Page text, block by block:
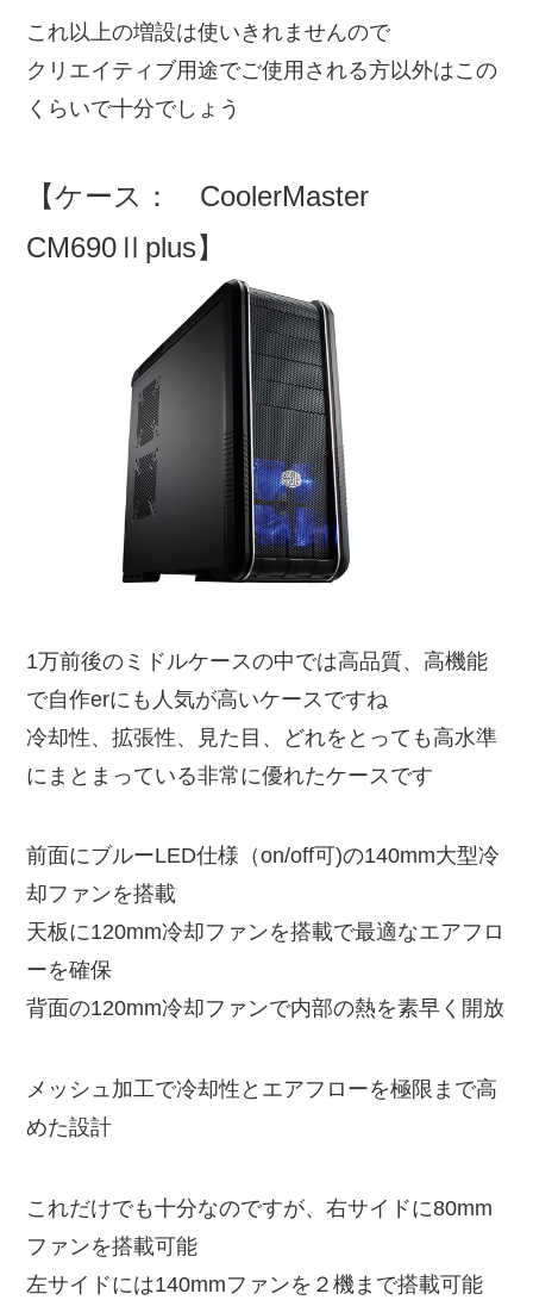
これ以上の増設は使いきれませんので
クリエイティブ用途でご使用される方以外はこの
くらいで十分でしょう
【ケース： CoolerMaster
CM690Ⅱplus】
1万前後のミドルケースの中では高品質、高機能
で自作erにも人気が高いケースですね
冷却性、拡張性、見た目、どれをとっても高水準
にまとまっている非常に優れたケースです
前面にブルーLED仕様（on/off可)の140mm大型冷
却ファンを搭載
天板に120mm冷却ファンを搭載で最適なエアフロ
ーを確保
背面の120mm冷却ファンで内部の熱を素早く開放
メッシュ加工で冷却性とエアフローを極限まで高
めた設計
これだけでも十分なのですが、右サイドに80mm
ファンを搭載可能
左サイドには140mmファンを２機まで搭載可能